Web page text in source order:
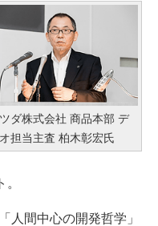
ダ株式会社 商品本部 デ
担当主査 柏木彰宏氏
間中心の開発哲学」